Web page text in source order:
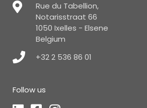
Rue du Tabellion,
Notarisstraat 66
1050 Ixelles - Elsene
Belgium
+32 2 536 86 01
Follow us